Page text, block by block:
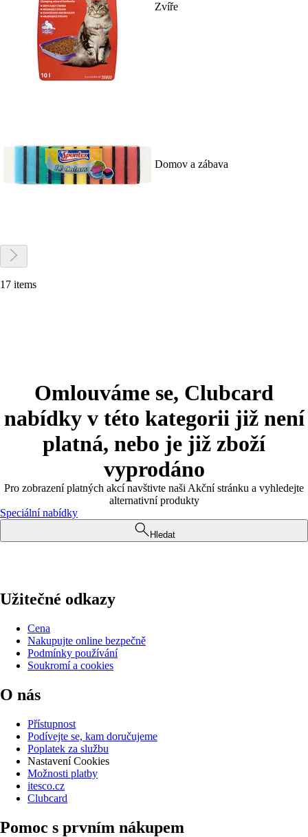
Zvíře
Domov a zábava
17 items
Omlouváme se, Clubcard
nabídky v této kategorii již není
platná, nebo je již zboží
vyprodáno
Pro zobrazení platných akcí navštivte naši Akční stránku a vyhledejte
alternativní produkty
Speciální nabídky
Hledat
Užitečné odkazy
Cena
Nakupujte online bezpečně
Podmínky používání
Soukromí a cookies
O nás
Přístupnost
Podívejte se, kam doručujeme
Poplatek za službu
Nastavení Cookies
Možnosti platby
itesco.cz
Clubcard
Pomoc s prvním nákupem